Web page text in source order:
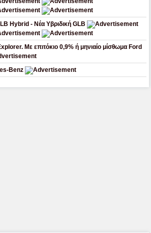
Hybrid - Νέα Υβριδική GLB
Με επιτόκιο 0,9% ή μηνιαίο μίσθωμα Ford
Benz